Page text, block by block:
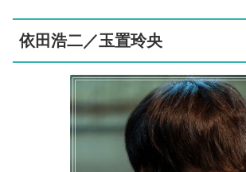
依田浩二／玉置玲央